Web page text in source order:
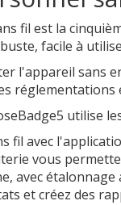
fil est la
facile à
l'appareil sans
utilise
fil avec
vous
avec
et créez des